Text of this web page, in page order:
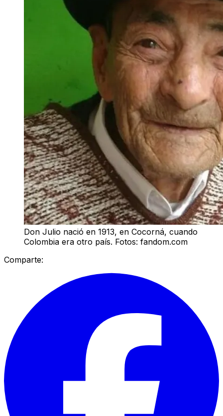
Don Julio nació en 1913, en Cocorná, cuando
Colombia era otro país. Fotos: fandom.com
Comparte: